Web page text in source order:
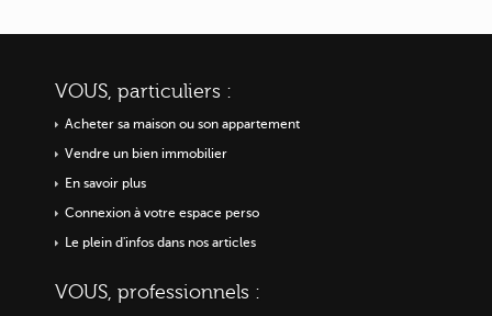
VOUS, particuliers :
Acheter sa maison ou son appartement
Vendre un bien immobilier
En savoir plus
Connexion à votre espace perso
Le plein d'infos dans nos articles
VOUS, professionnels :